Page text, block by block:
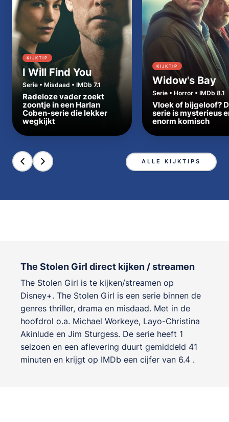
KIJKTIP
I Will Find You
Serie • Misdaad • IMDb 7.1
Radeloze vader zoekt
zoontje in een Harlan
Coben-serie die lekker
wegkijkt
KIJKTIP
Widow's Bay
Serie • Horror • IMDb 8.1
Vloek of bijgeloof?
serie is mysterieus
enorm komisch
ALLE KIJKTIPS
The Stolen Girl direct kijken / streamen
The Stolen Girl is te kijken/streamen op
Disney+. The Stolen Girl is een serie binnen de
genres thriller, drama en misdaad. Met in de
hoofdrol o.a. Michael Workeye, Layo-Christina
Akinlude en Jim Sturgess. De serie heeft 1
seizoen en een aflevering duurt gemiddeld 41
minuten en krijgt op IMDb een cijfer van 6.4 .